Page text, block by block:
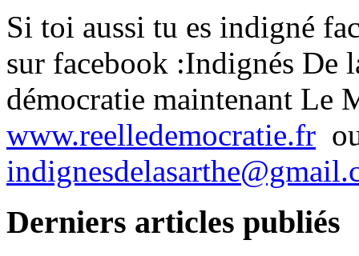
Si toi aussi tu es indigné
sur facebook :Indignés De
démocratie maintenant Le
www.reelledemocratie.fr
Derniers articles publiés